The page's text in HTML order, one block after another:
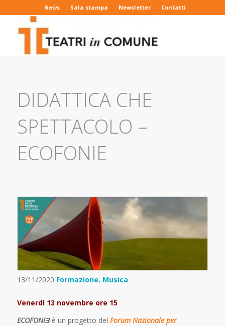
News Sala stampa Newsletter Contatti
DIDATTICA CHE
SPETTACOLO –
ECOFONIE
13/11/2020 Formazione, Musica
Venerdì 13 novembre ore 15
ECOFONIƎè un progetto del Forum Nazionale per